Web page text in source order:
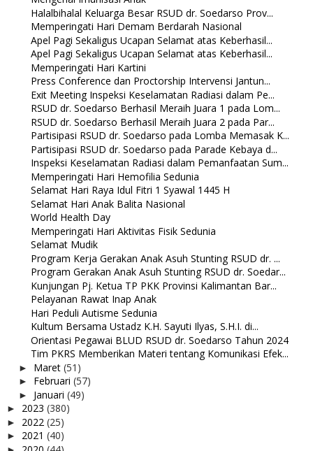
Halalbihalal Keluarga Besar RSUD dr. Soedarso Prov...
Memperingati Hari Demam Berdarah Nasional
Apel Pagi Sekaligus Ucapan Selamat atas Keberhasil...
Apel Pagi Sekaligus Ucapan Selamat atas Keberhasil...
Memperingati Hari Kartini
Press Conference dan Proctorship Intervensi Jantun...
Exit Meeting Inspeksi Keselamatan Radiasi dalam Pe...
RSUD dr. Soedarso Berhasil Meraih Juara 1 pada Lom...
RSUD dr. Soedarso Berhasil Meraih Juara 2 pada Par...
Partisipasi RSUD dr. Soedarso pada Lomba Memasak K...
Partisipasi RSUD dr. Soedarso pada Parade Kebaya d...
Inspeksi Keselamatan Radiasi dalam Pemanfaatan Sum...
Memperingati Hari Hemofilia Sedunia
Selamat Hari Raya Idul Fitri 1 Syawal 1445 H
Selamat Hari Anak Balita Nasional
World Health Day
Memperingati Hari Aktivitas Fisik Sedunia
Selamat Mudik
Program Kerja Gerakan Anak Asuh Stunting RSUD dr. ...
Program Gerakan Anak Asuh Stunting RSUD dr. Soedar...
Kunjungan Pj. Ketua TP PKK Provinsi Kalimantan Bar...
Pelayanan Rawat Inap Anak
Hari Peduli Autisme Sedunia
Kultum Bersama Ustadz K.H. Sayuti Ilyas, S.H.I. di...
Orientasi Pegawai BLUD RSUD dr. Soedarso Tahun 2024
Tim PKRS Memberikan Materi tentang Komunikasi Efek...
► Maret (51)
► Februari (57)
► Januari (49)
► 2023 (380)
► 2022 (25)
► 2021 (40)